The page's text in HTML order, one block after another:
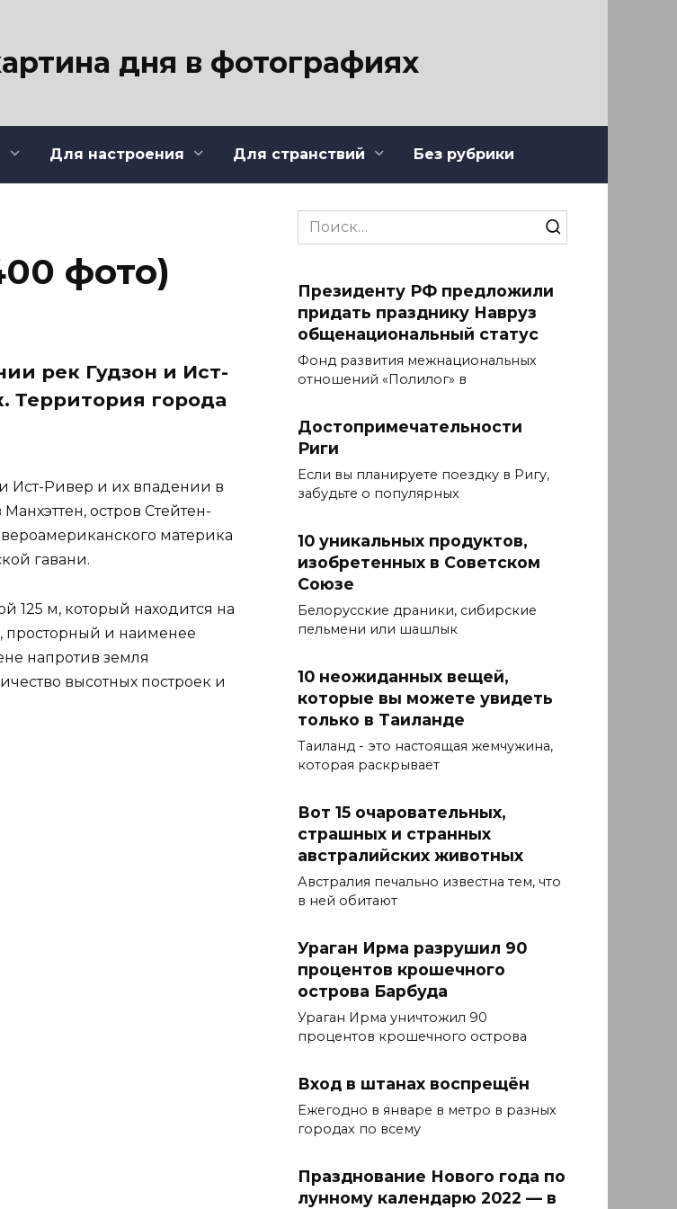
дня в фотографиях
Для настроения Для странствий Без рубрики
фото)
рек Гудзон и Ист-
Территория города
Ист-Ривер и их впадении в
остров Стейтен-
материка
гавани.
125 м, который находится на
просторный и наименее
напротив земля
высотных построек и
Search
for:
Президенту РФ предложили
придать празднику Навруз
общенациональный статус
Фонд развития межнациональных
отношений «Полилог» в
Достопримечательности
Риги
Если вы планируете поездку в Ригу,
забудьте о популярных
10 уникальных продуктов,
изобретенных в Советском
Союзе
Белорусские драники, сибирские
пельмени или шашлык
10 неожиданных вещей,
которые вы можете увидеть
только в Таиланде
Таиланд - это настоящая жемчужина,
которая раскрывает
Вот 15 очаровательных,
страшных и странных
австралийских животных
Австралия печально известна тем, что
в ней обитают
Ураган Ирма разрушил 90
процентов крошечного
острова Барбуда
Ураган Ирма уничтожил 90
процентов крошечного острова
Вход в штанах воспрещён
Ежегодно в январе в метро в разных
городах по всему
Празднование Нового года по
лунному календарю 2022 — в